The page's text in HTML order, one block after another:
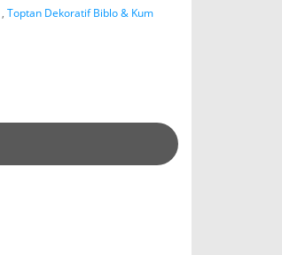
, Toptan Dekoratif Biblo & Kum